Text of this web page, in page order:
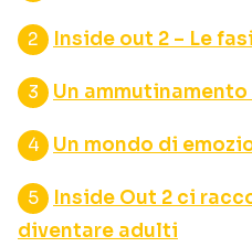
Inside out 2 – Le
Un
Un mondo di
Inside Out 2 ci
diventare adulti